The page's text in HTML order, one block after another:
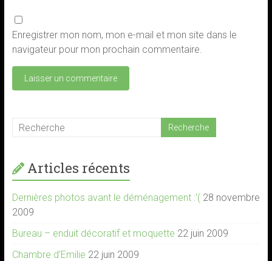
Enregistrer mon nom, mon e-mail et mon site dans le
navigateur pour mon prochain commentaire.
Articles récents
Dernières photos avant le déménagement :'( 28 novembre
2009
Bureau – enduit décoratif et moquette 22 juin 2009
Chambre d’Emilie 22 juin 2009